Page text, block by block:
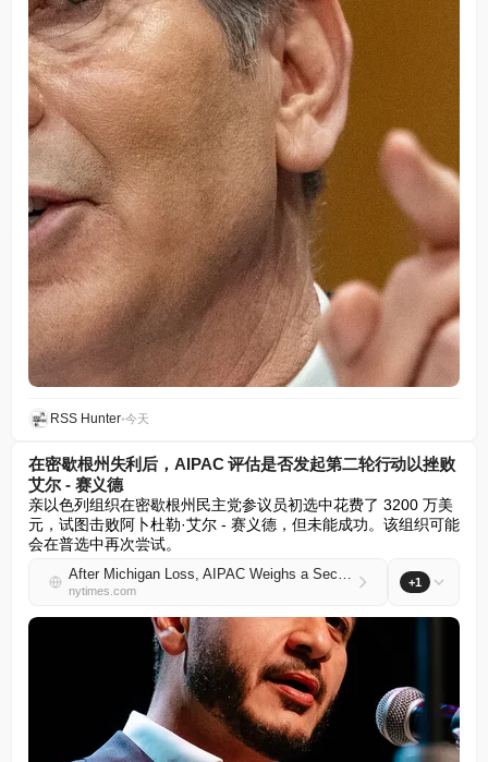
RSS Hunter•今天
在密歇根州失利后，AIPAC 评估是否发起第二轮行动以挫败
艾尔 - 赛义德
亲以色列组织在密歇根州民主党参议员初选中花费了 3200 万美
元，试图击败阿卜杜勒·艾尔 - 赛义德，但未能成功。该组织可能
会在普选中再次尝试。
After Michigan Loss, AIPAC Weighs a Second Effort to Defeat El-Sayed
nytimes.com
+1